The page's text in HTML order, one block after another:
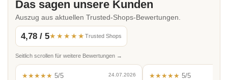
Das sagen unsere Kunden
Auszug aus aktuellen Trusted-Shops-Bewertungen.
4,78 / 5★★★★★ Trusted Shops
Seitlich scrollen für weitere Bewertungen →
★★★★★ 5/5 24.07.2026 ★★★★★ 5/5